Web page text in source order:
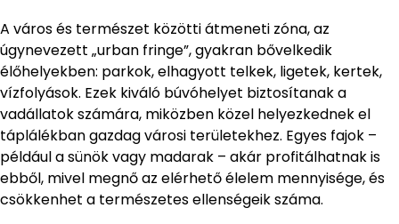
A város és természet közötti átmeneti zóna, az
úgynevezett „urban fringe”, gyakran bővelkedik
élőhelyekben: parkok, elhagyott telkek, ligetek, kertek,
vízfolyások. Ezek kiváló búvóhelyet biztosítanak a
vadállatok számára, miközben közel helyezkednek el
táplálékban gazdag városi területekhez. Egyes fajok –
például a sünök vagy madarak – akár profitálhatnak is
ebből, mivel megnő az elérhető élelem mennyisége, és
csökkenhet a természetes ellenségeik száma.